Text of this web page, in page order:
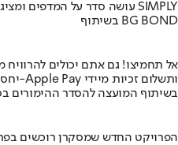
מומחה BG BOND עושה סדר על המדפים ומציג את מותג הצבע SIMPLY
בשיתוף BG BOND
אל תחמיצו! גם אתם יכולים להרוויח
יחסי הימור משופרים, הפקדות ב-Apple Pay ותשלום זכיות מיידי
בשיתוף המועצה להסדר ההימורים
הפרויקט החדש שמסקרן רוכשים